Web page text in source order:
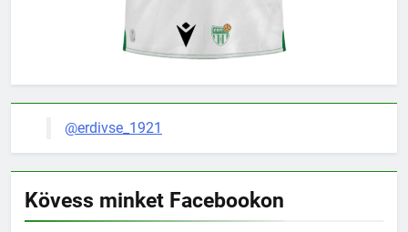
@erdivse_1921
Kövess minket Facebookon